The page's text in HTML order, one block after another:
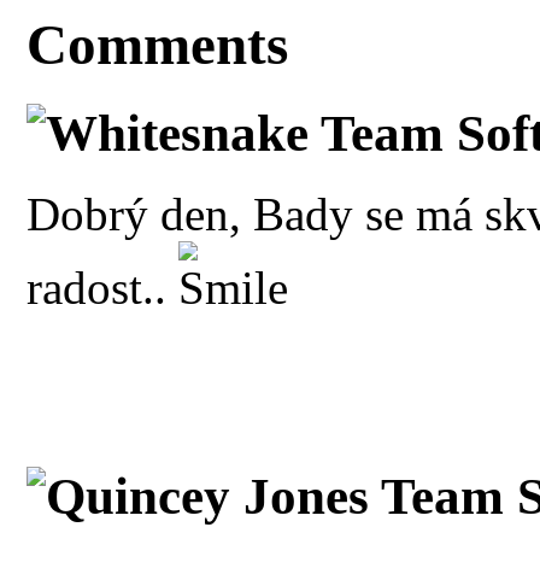
Comments
Whitesnake Team
Dobrý den, Bady se má
radost..
Quincey Jones Team